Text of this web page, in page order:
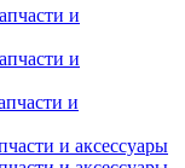
и
и
и
и аксессуары